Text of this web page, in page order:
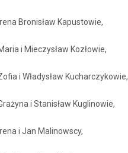
Bronisław Kapustowie,
i Mieczysław Kozłowie,
i Władysław Kucharczykowie,
i Stanisław Kuglinowie,
i Jan Malinowscy,